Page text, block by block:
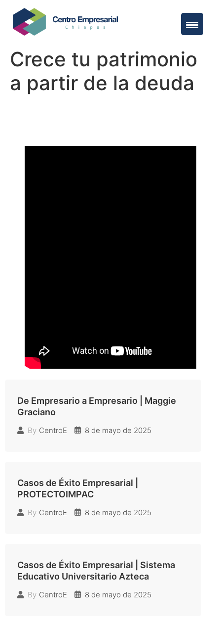
Crece tu patrimonio
a partir de la deuda
De Empresario a Empresario | Maggie
Graciano
By CentroE 8 de mayo de 2025
Casos de Éxito Empresarial |
PROTECTOIMPAC
By CentroE 8 de mayo de 2025
Casos de Éxito Empresarial | Sistema
Educativo Universitario Azteca
By CentroE 8 de mayo de 2025